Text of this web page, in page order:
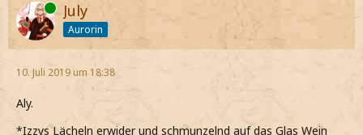
Online July
Aurorin
10. Juli 2019 um 18:38
Aly.
*Izzys Lächeln erwider und schmunzelnd auf das Glas Wein